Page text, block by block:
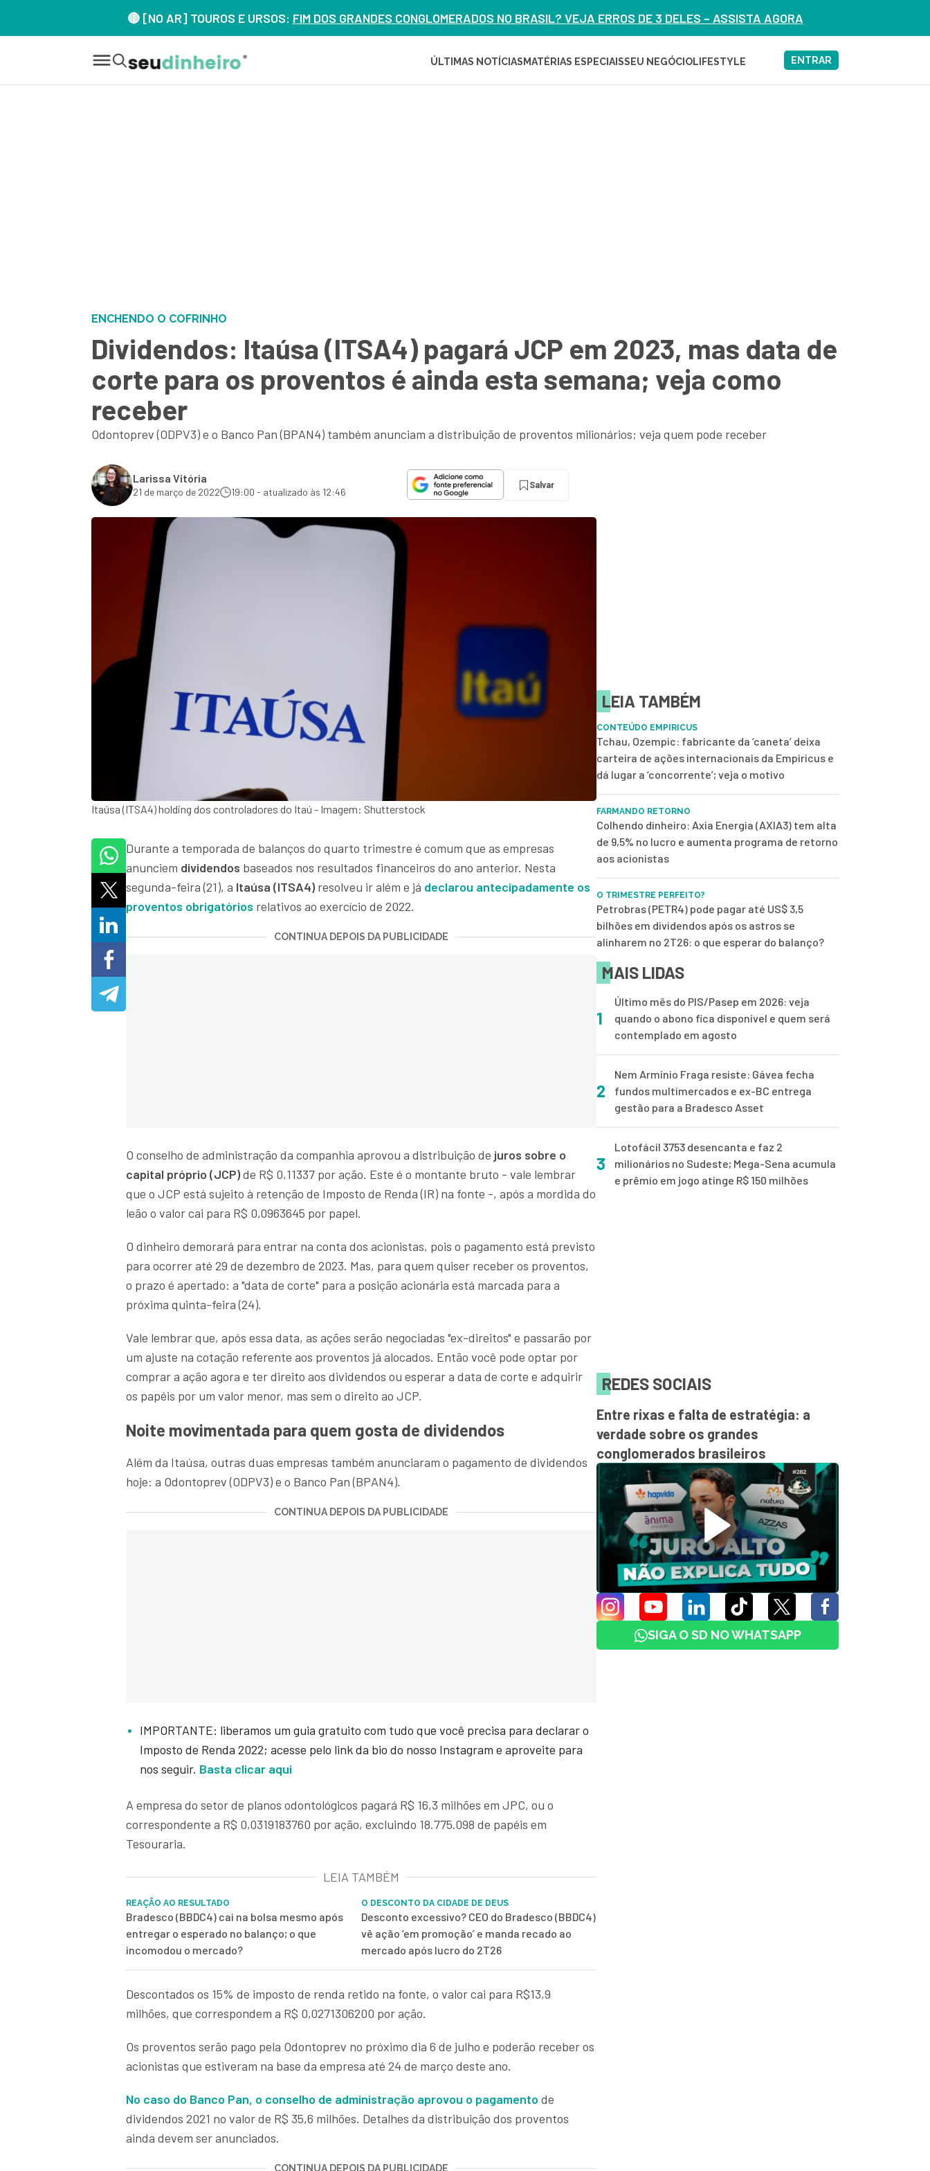
🔴 [NO AR] TOUROS E URSOS: FIM DOS GRANDES CONGLOMERADOS NO BRASIL? VEJA ERROS DE 3 DELES – ASSISTA AGORA
ÚLTIMAS NOTÍCIAS MATÉRIAS ESPECIAISSEU NEGÓCIOLIFESTYLE ENTRAR
ENCHENDO O COFRINHO
Dividendos: Itaúsa (ITSA4) pagará JCP em 2023, mas data de
corte para os proventos é ainda esta semana; veja como
receber
Odontoprev (ODPV3) e o Banco Pan (BPAN4) também anunciam a distribuição de proventos milionários; veja quem pode receber
Larissa Vitória
21 de março de 2022 19:00 - atualizado às 12:46
Salvar
Itaúsa (ITSA4) holding dos controladores do Itaú - Imagem: Shutterstock
Durante a temporada de balanços do quarto trimestre é comum que as empresas
anunciem dividendos baseados nos resultados financeiros do ano anterior. Nesta
segunda-feira (21), a Itaúsa (ITSA4) resolveu ir além e já declarou antecipadamente os
proventos obrigatórios relativos ao exercício de 2022.
CONTINUA DEPOIS DA PUBLICIDADE
O conselho de administração da companhia aprovou a distribuição de juros sobre o
capital próprio (JCP)de R$ 0,11337 por ação. Este é o montante bruto - vale lembrar
que o JCP está sujeito à retenção de Imposto de Renda (IR) na fonte -, após a mordida do
leão o valor cai para R$ 0,0963645 por papel.
O dinheiro demorará para entrar na conta dos acionistas, pois o pagamento está previsto
para ocorrer até 29 de dezembro de 2023. Mas, para quem quiser receber os proventos,
o prazo é apertado: a "data de corte" para a posição acionária está marcada para a
próxima quinta-feira (24).
Vale lembrar que, após essa data, as ações serão negociadas "ex-direitos" e passarão por
um ajuste na cotação referente aos proventos já alocados. Então você pode optar por
comprar a ação agora e ter direito aos dividendos ou esperar a data de corte e adquirir
os papéis por um valor menor, mas sem o direito ao JCP.
Noite movimentada para quem gosta de dividendos
Além da Itaúsa, outras duas empresas também anunciaram o pagamento de dividendos
hoje: a Odontoprev (ODPV3) e o Banco Pan (BPAN4).
CONTINUA DEPOIS DA PUBLICIDADE
IMPORTANTE: liberamos um guia gratuito com tudo que você precisa para declarar o
Imposto de Renda 2022; acesse pelo link da bio do nosso Instagram e aproveite para
nos seguir. Basta clicar aqui
A empresa do setor de planos odontológicos pagará R$ 16,3 milhões em JPC, ou o
correspondente a R$ 0,0319183760 por ação, excluindo 18.775.098 de papéis em
Tesouraria.
LEIA TAMBÉM
REAÇÃO AO RESULTADO
Bradesco (BBDC4) cai na bolsa mesmo após
entregar o esperado no balanço; o que
incomodou o mercado?
O DESCONTO DA CIDADE DE DEUS
Desconto excessivo? CEO do Bradesco (BBDC4)
vê ação ‘em promoção’ e manda recado ao
mercado após lucro do 2T26
Descontados os 15% de imposto de renda retido na fonte, o valor cai para R$13,9
milhões, que correspondem a R$ 0,0271306200 por ação.
Os proventos serão pago pela Odontoprev no próximo dia 6 de julho e poderão receber os
acionistas que estiveram na base da empresa até 24 de março deste ano.
No caso do Banco Pan, o conselho de administração aprovou o pagamento de
dividendos 2021 no valor de R$ 35,6 milhões. Detalhes da distribuição dos proventos
ainda devem ser anunciados.
CONTINUA DEPOIS DA PUBLICIDADE
LEIA TAMBÉM
CONTEÚDO EMPIRICUS
Tchau, Ozempic: fabricante da ‘caneta’ deixa
carteira de ações internacionais da Empiricus e
dá lugar a ‘concorrente’; veja o motivo
FARMANDO RETORNO
Colhendo dinheiro: Axia Energia (AXIA3) tem alta
de 9,5% no lucro e aumenta programa de retorno
aos acionistas
O TRIMESTRE PERFEITO?
Petrobras (PETR4) pode pagar até US$ 3,5
bilhões em dividendos após os astros se
alinharem no 2T26: o que esperar do balanço?
MAIS LIDAS
1
Último mês do PIS/Pasep em 2026: veja
quando o abono fica disponível e quem será
contemplado em agosto
2
Nem Armínio Fraga resiste: Gávea fecha
fundos multimercados e ex-BC entrega
gestão para a Bradesco Asset
3
Lotofácil 3753 desencanta e faz 2
milionários no Sudeste; Mega-Sena acumula
e prêmio em jogo atinge R$ 150 milhões
REDES SOCIAIS
Entre rixas e falta de estratégia: a
verdade sobre os grandes
conglomerados brasileiros
SIGA O SD NO WHATSAPP